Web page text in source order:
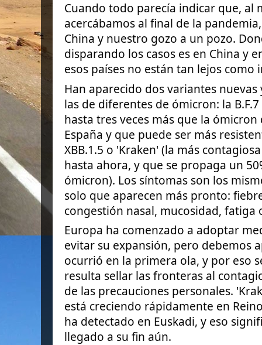
Cuando todo parecía indicar que, al
acercábamos al final de la
China y nuestro gozo a un pozo.
disparando los casos es en China y
esos países no están tan lejos como
Han aparecido dos variantes
las de diferentes de ómicron: la
hasta tres veces más que la
España y que puede ser más
XBB.1.5 o 'Kraken' (la más
hasta ahora, y que se propaga un
ómicron). Los síntomas son los
solo que aparecen más pronto:
congestión nasal, mucosidad, fatiga
Europa ha comenzado a adoptar
evitar su expansión, pero debemos
ocurrió en la primera ola, y por eso
resulta sellar las fronteras al
de las precauciones personales.
está creciendo rápidamente en
ha detectado en Euskadi, y eso
llegado a su fin aún.